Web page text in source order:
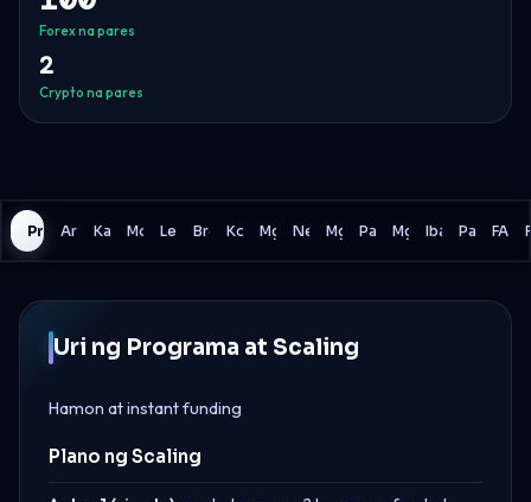
Forex na pares
2
Crypto na pares
Programa
Araw-araw na Pagkalugi
Kabuuang Pagkalugi
Modelo ng Drawdown
Leverage
BrokerKomisyon
Mga Asset
News Trading
Mga Bayad
PagsusuriMga Patakaran sa
Ibang Detalye
FAQ
Uri ng Programa at Scaling
Hamon at instant funding
Plano ng Scaling